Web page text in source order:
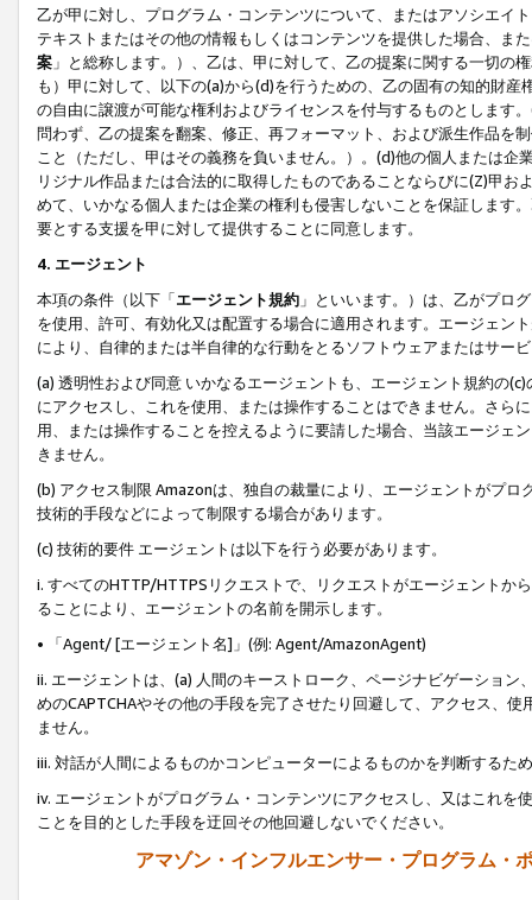
乙が甲に対し、プログラム・コンテンツについて、またはアソシエイ
テキストまたはその他の情報もしくはコンテンツを提供した場合、ま
案 」と総称します。）、乙は、甲に対して、乙の提案に関する一切
も）甲に対して、以下の(a)から(d)を行うための、乙の固有の知的財
の自由に譲渡が可能な権利およびライセンスを付与するものとします
問わず、乙の提案を翻案、修正、再フォーマット、および派生作品を
こと（ただし、甲はその義務を負いません。）。(d)他の個人または
リジナル作品または合法的に取得したものであることならびに(Z)甲
めて、いかなる個人または企業の権利も侵害しないことを保証します
要とする支援を甲に対して提供することに同意します。
4. エージェント
本項の条件（以下「エージェント規約 」といいます。）は、乙がプロ
を使用、許可、有効化又は配置する場合に適用されます。エージェン
により、自律的または半自律的な行動をとるソフトウェアまたはサー
(a) 透明性および同意 いかなるエージェントも、エージェント規約の
にアクセスし、これを使用、または操作することはできません。さら
用、または操作することを控えるように要請した場合、当該エージェ
きません。
(b) アクセス制限 Amazonは、独自の裁量により、エージェントがプ
技術的手段などによって制限する場合があります。
(c) 技術的要件 エージェントは以下を行う必要があります。
i. すべてのHTTP/HTTPSリクエストで、リクエストがエージェントか
ることにより、エージェントの名前を開示します。
• 「Agent/ [エージェント名]」(例: Agent/AmazonAgent)
ii. エージェントは、(a) 人間のキーストローク、ページナビゲーショ
めのCAPTCHAやその他の手段を完了させたり回避して、アクセス、
ません。
iii. 対話が人間によるものかコンピューターによるものかを判断するた
iv. エージェントがプログラム・コンテンツにアクセスし、又はこれ
ことを目的とした手段を迂回その他回避しないでください。
アマゾン・インフルエンサー・プログラム・